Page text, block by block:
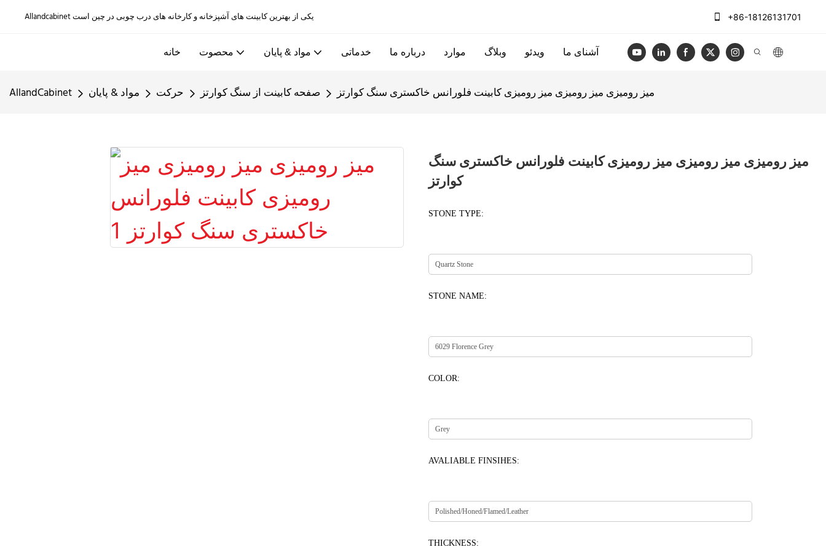
+86-18126131701
خانه محصوت مواد & پایان خدماتی درباره ما موارد وبلاگ ویدئو آشنای ما
AllandCabinet مواد & پایان حرکت صفحه کابینت از سنگ کوارتز میز رومیزی میز رومیزی میز رومیزی کابینت فلورانس خاکستری سنگ کوارتز
میز رومیزی میز رومیزی میز رومیزی کابینت فلورانس خاکستری سنگ
کوارتز
STONE TYPE:
STONE NAME:
COLOR:
AVALIABLE FINSIHES:
THICKNESS: